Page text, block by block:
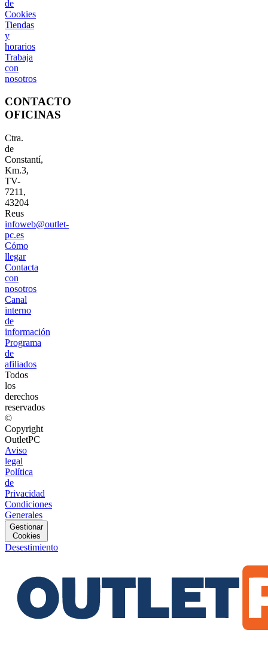
de
Cookies
Tiendas
y
horarios
Trabaja
con
nosotros
CONTACTO
OFICINAS
Ctra.
de
Constantí,
Km.3,
TV-
7211,
43204
Reus
infoweb@outlet-
pc.es
Cómo
llegar
Contacta
con
nosotros
Canal
interno
de
información
Programa
de
afiliados
Todos
los
derechos
reservados
©
Copyright
OutletPC
Aviso
legal
Política
de
Privacidad
Condiciones
Generales
Gestionar
Cookies
Desestimiento